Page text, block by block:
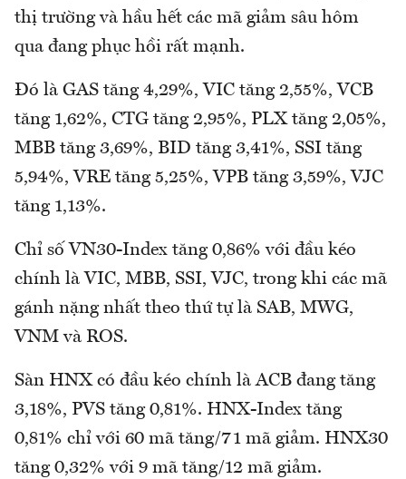
thị trường và hầu hết các mã giảm sâu hôm
qua đang phục hồi rất mạnh.
Đó là GAS tăng 4,29%, VIC tăng 2,55%, VCB
tăng 1,62%, CTG tăng 2,95%, PLX tăng 2,05%,
MBB tăng 3,69%, BID tăng 3,41%, SSI tăng
5,94%, VRE tăng 5,25%, VPB tăng 3,59%, VJC
tăng 1,13%.
Chỉ số VN30-Index tăng 0,86% với đầu kéo
chính là VIC, MBB, SSI, VJC, trong khi các mã
gánh nặng nhất theo thứ tự là SAB, MWG,
VNM và ROS.
Sàn HNX có đầu kéo chính là ACB đang tăng
3,18%, PVS tăng 0,81%. HNX-Index tăng
0,81% chỉ với 60 mã tăng/71 mã giảm. HNX30
tăng 0,32% với 9 mã tăng/12 mã giảm.